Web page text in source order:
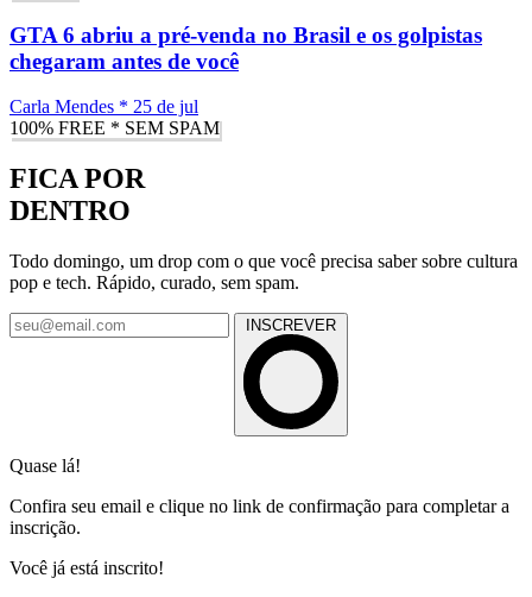
GTA 6 abriu a pré-venda no Brasil e os golpistas
chegaram antes de você
Carla Mendes * 25 de jul
100% FREE * SEM SPAM
FICA POR
DENTRO
Todo domingo, um drop com o que você precisa saber sobre cultura
pop e tech. Rápido, curado, sem spam.
INSCREVER
Quase lá!
Confira seu email e clique no link de confirmação para completar a
inscrição.
Você já está inscrito!